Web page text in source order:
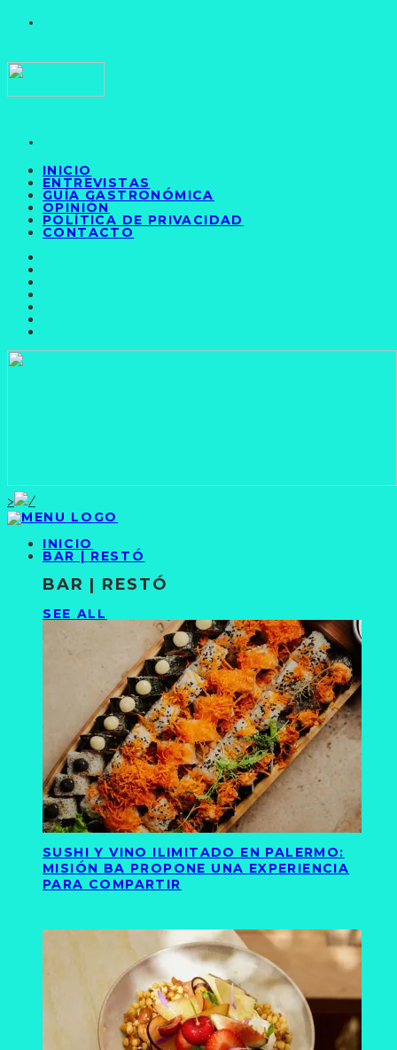
INICIO
ENTREVISTAS
GUÍA GASTRONÓMICA
OPINIÓN
POLÍTICA DE PRIVACIDAD
CONTACTO
>
INICIO
BAR | RESTÓ
BAR | RESTÓ
SEE ALL
SUSHI Y VINO ILIMITADO EN PALERMO:
MISIÓN BA PROPONE UNA EXPERIENCIA
PARA COMPARTIR